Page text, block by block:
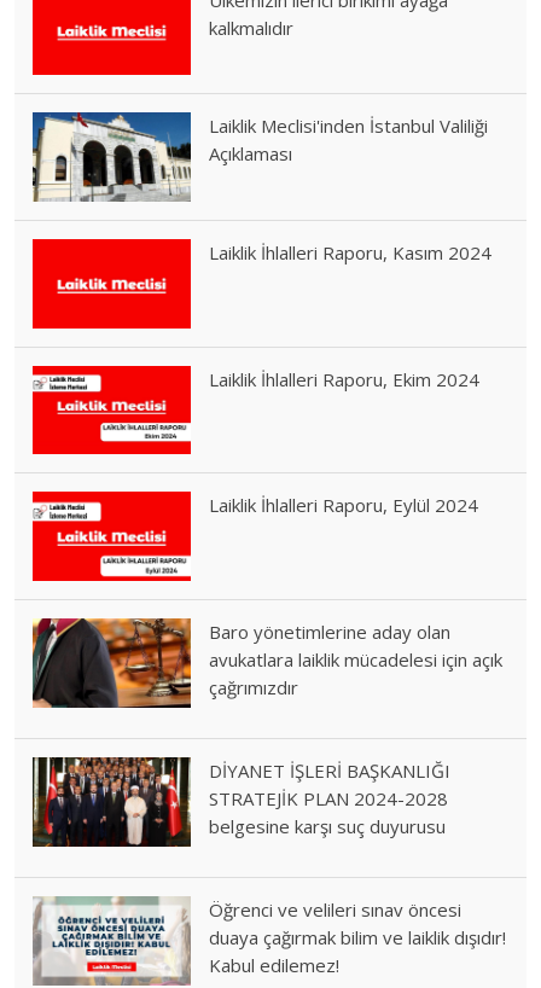
kalkmalıdır
Laiklik Meclisi'inden İstanbul Valiliği
Açıklaması
Laiklik İhlalleri Raporu, Kasım 2024
Laiklik İhlalleri Raporu, Ekim 2024
Laiklik İhlalleri Raporu, Eylül 2024
Baro yönetimlerine aday olan
avukatlara laiklik mücadelesi için açık
çağrımızdır
DİYANET İŞLERİ BAŞKANLIĞI
STRATEJİK PLAN 2024-2028
belgesine karşı suç duyurusu
Öğrenci ve velileri sınav öncesi
duaya çağırmak bilim ve laiklik dışıdır!
Kabul edilemez!